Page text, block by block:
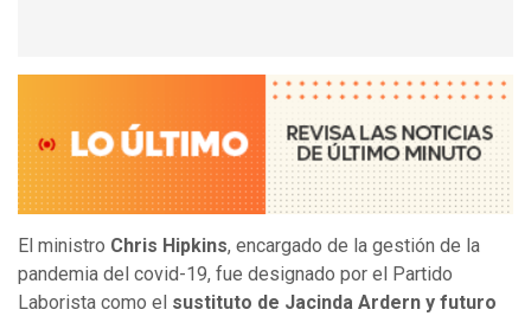
El ministro Chris Hipkins, encargado de la gestión de la
pandemia del covid-19, fue designado por el Partido
Laborista como el sustituto de Jacinda Ardern y futuro